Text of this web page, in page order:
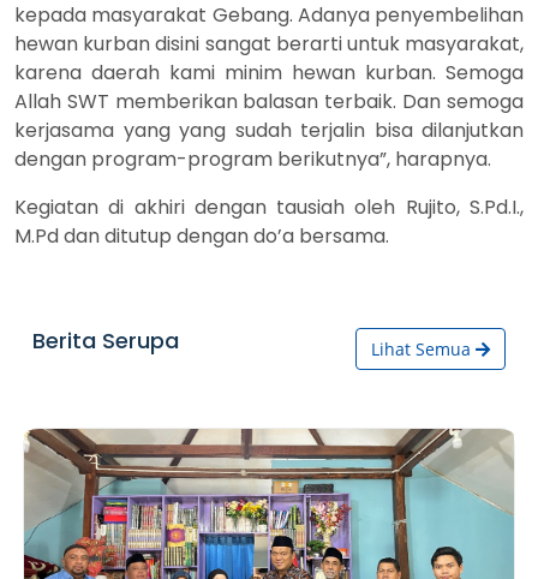
kepada masyarakat Gebang. Adanya penyembelihan
hewan kurban disini sangat berarti untuk masyarakat,
karena daerah kami minim hewan kurban. Semoga
Allah SWT memberikan balasan terbaik. Dan semoga
kerjasama yang yang sudah terjalin bisa dilanjutkan
dengan program-program berikutnya”, harapnya.
Kegiatan di akhiri dengan tausiah oleh Rujito, S.Pd.I.,
M.Pd dan ditutup dengan do’a bersama.
Berita Serupa Lihat Semua